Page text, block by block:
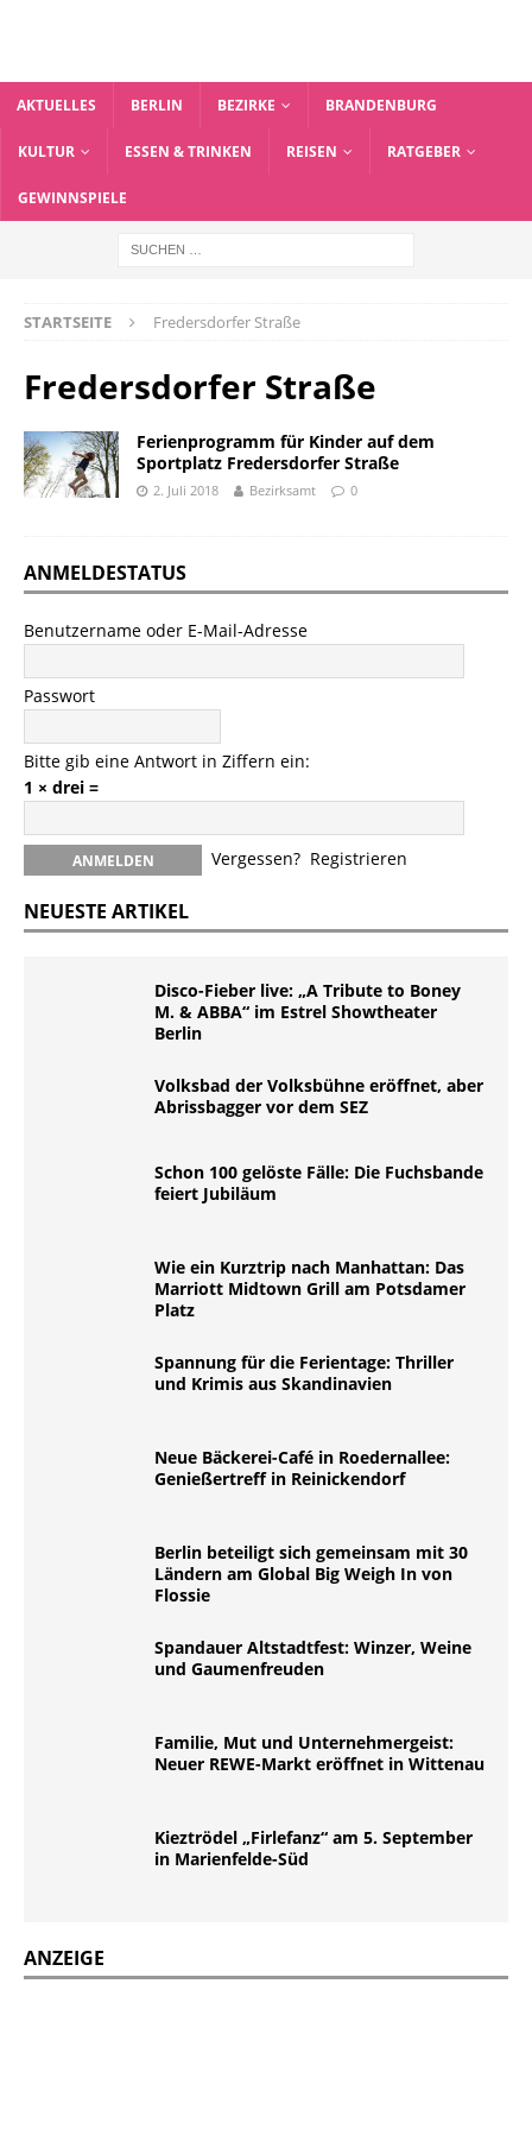
AKTUELLES BERLIN BEZIRKE BRANDENBURG
KULTUR ESSEN & TRINKEN REISEN RATGEBER
GEWINNSPIELE
STARTSEITE Fredersdorfer Straße
Fredersdorfer Straße
Ferienprogramm für Kinder auf dem
Sportplatz Fredersdorfer Straße
2. Juli 2018 Bezirksamt 0
ANMELDESTATUS
Benutzername oder E-Mail-Adresse
Passwort
Bitte gib eine Antwort in Ziffern ein:
1 × drei =
Vergessen? Registrieren
NEUESTE ARTIKEL
Disco-Fieber live: „A Tribute to Boney
M. & ABBA“ im Estrel Showtheater
Berlin
Volksbad der Volksbühne eröffnet, aber
Abrissbagger vor dem SEZ
Schon 100 gelöste Fälle: Die Fuchsbande
feiert Jubiläum
Wie ein Kurztrip nach Manhattan: Das
Marriott Midtown Grill am Potsdamer
Platz
Spannung für die Ferientage: Thriller
und Krimis aus Skandinavien
Neue Bäckerei-Café in Roedernallee:
Genießertreff in Reinickendorf
Berlin beteiligt sich gemeinsam mit 30
Ländern am Global Big Weigh In von
Flossie
Spandauer Altstadtfest: Winzer, Weine
und Gaumenfreuden
Familie, Mut und Unternehmergeist:
Neuer REWE-Markt eröffnet in Wittenau
Kieztrödel „Firlefanz“ am 5. September
in Marienfelde-Süd
ANZEIGE